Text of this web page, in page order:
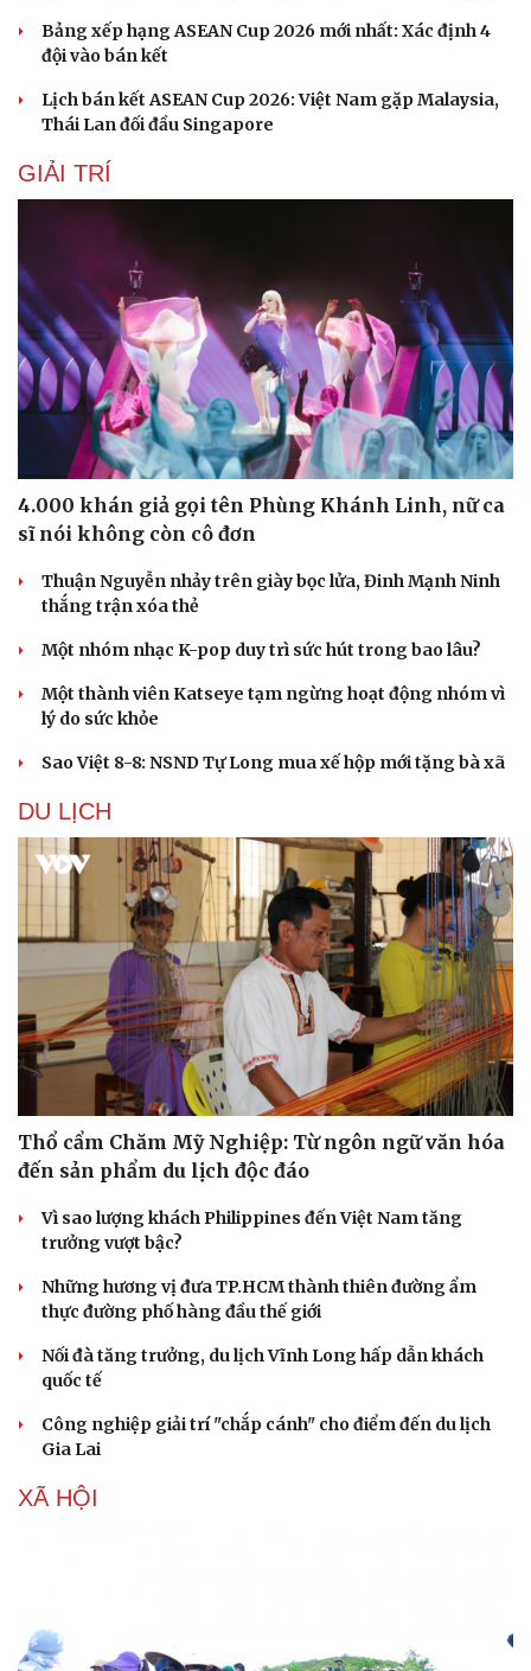
Nam khoa
Làm đẹp - giảm cân
Ăn sạch sống khỏe
Văn hóa
Bảng xếp hạng ASEAN Cup 2026 mới nhất: Xác định 4
đội vào bán kết
Lịch bán kết ASEAN Cup 2026: Việt Nam gặp Malaysia,
Thái Lan đối đầu Singapore
GIẢI TRÍ
4.000 khán giả gọi tên Phùng Khánh Linh, nữ ca
sĩ nói không còn cô đơn
Thuận Nguyễn nhảy trên giày bọc lửa, Đinh Mạnh Ninh
thắng trận xóa thẻ
Một nhóm nhạc K-pop duy trì sức hút trong bao lâu?
Một thành viên Katseye tạm ngừng hoạt động nhóm vì
lý do sức khỏe
Sao Việt 8-8: NSND Tự Long mua xế hộp mới tặng bà xã
DU LỊCH
Thổ cẩm Chăm Mỹ Nghiệp: Từ ngôn ngữ văn hóa
đến sản phẩm du lịch độc đáo
Vì sao lượng khách Philippines đến Việt Nam tăng
trưởng vượt bậc?
Những hương vị đưa TP.HCM thành thiên đường ẩm
thực đường phố hàng đầu thế giới
Nối đà tăng trưởng, du lịch Vĩnh Long hấp dẫn khách
quốc tế
Công nghiệp giải trí "chắp cánh" cho điểm đến du lịch
Gia Lai
XÃ HỘI